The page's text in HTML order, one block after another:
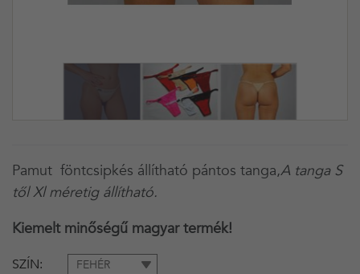
Pamut föntcsipkés állítható pántos tanga,A tanga S
től Xl méretig állítható.
Kiemelt minőségű magyar termék!
SZÍN FEHÉR